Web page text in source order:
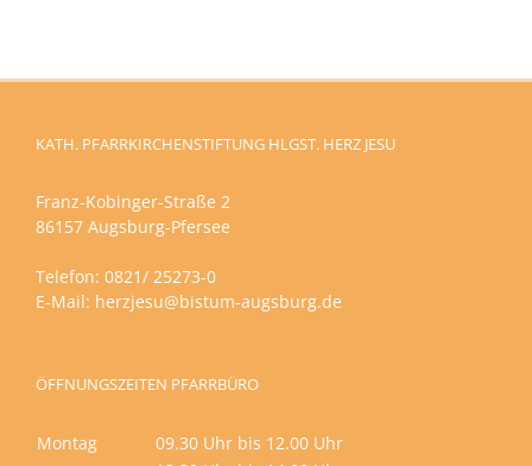
KATH. PFARRKIRCHENSTIFTUNG HLGST. HERZ JESU
Franz-Kobinger-Straße 2
86157 Augsburg-Pfersee
Telefon: 0821/ 25273-0
E-Mail: herzjesu@bistum-augsburg.de
ÖFFNUNGSZEITEN PFARRBÜRO
Montag
09.30 Uhr bis 12.00 Uhr